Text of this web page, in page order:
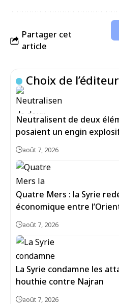
Partager cet
article
Choix de l’éditeur
Neutralisent de deux
posaient un engin
août 7, 2026
Quatre Mers : la Syrie
économique entre
août 7, 2026
La Syrie condamne les
houthie contre Najran
août 7, 2026